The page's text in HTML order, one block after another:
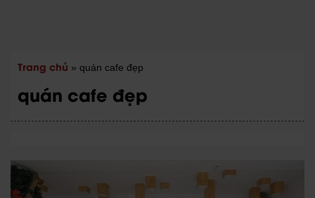
Trang chủ » quán cafe đẹp
quán cafe đẹp